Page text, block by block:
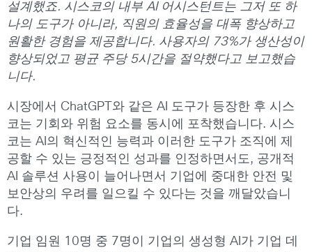
설계했죠. 시스코의 내부 AI 어시스턴트는 그저 또 하
나의 도구가 아니라, 직원의 효율성을 대폭 향상하고
원활한 경험을 제공합니다. 사용자의 73%가 생산성이
향상되었고 평균 주당5시간을 절약했다고 보고했습
니다.
시장에서 ChatGPT와 같은 AI 도구가 등장한 후 시스
코는 기회와 위험 요소를 동시에 포착했습니다. 시스
코는 AI의 혁신적인 능력과 이러한 도구가 조직에 제
공할 수 있는 긍정적인 성과를 인정하면서도, 공개적
AI 솔루션 사용이 늘어나면서 기업에 중대한 안전 및
보안상의 우려를 일으킬 수 있다는 것을 깨달았습니
다.
기업 임원 10명 중 7명이 기업의 생성형 AI가 기업 데